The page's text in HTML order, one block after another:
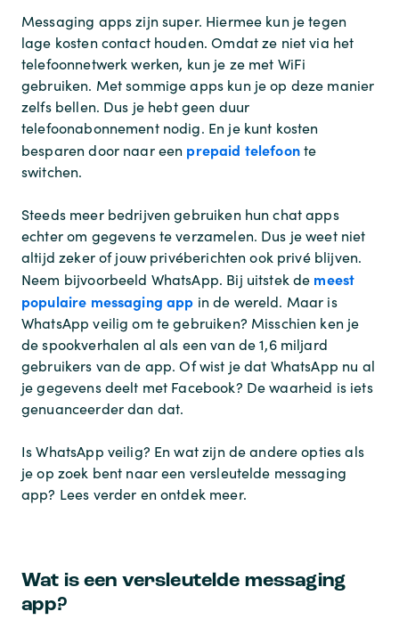
Messaging apps zijn super. Hiermee kun je tegen
lage kosten contact houden. Omdat ze niet via het
telefoonnetwerk werken, kun je ze met WiFi
gebruiken. Met sommige apps kun je op deze manier
zelfs bellen. Dus je hebt geen duur
telefoonabonnement nodig. En je kunt kosten
besparen door naar een prepaid telefoonte
switchen.
Steeds meer bedrijven gebruiken hun chat apps
echter om gegevens te verzamelen. Dus je weet niet
altijd zeker of jouw privéberichten ook privé blijven.
Neem bijvoorbeeld WhatsApp. Bij uitstek de meest
populaire messaging app in de wereld. Maar is
WhatsApp veilig om te gebruiken? Misschien ken je
de spookverhalen al als een van de 1,6 miljard
gebruikers van de app. Of wist je dat WhatsApp nu al
je gegevens deelt met Facebook? De waarheid is iets
genuanceerder dan dat.
Is WhatsApp veilig? En wat zijn de andere opties als
je op zoek bent naar een versleutelde messaging
app? Lees verder en ontdek meer.
Wat is een versleutelde messaging
app?